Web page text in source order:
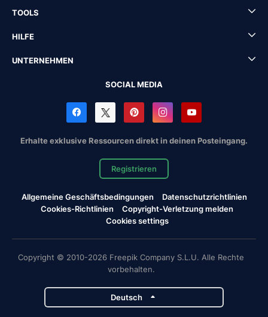
TOOLS
HILFE
UNTERNEHMEN
SOCIAL MEDIA
Erhalte exklusive Ressourcen direkt in deinen Posteingang.
Registrieren
Allgemeine Geschäftsbedingungen
Datenschutzrichtlinien
Cookies-Richtlinien
Copyright-Verletzung melden
Cookies settings
Copyright © 2010-2026 Freepik Company S.L.U. Alle Rechte
vorbehalten.
Deutsch